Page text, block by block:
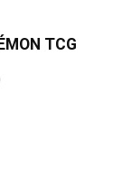
TCG